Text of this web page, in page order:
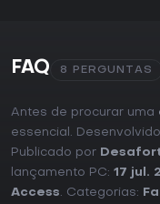
FAQ 8 PERGUNTAS
Antes de procurar uma
essencial.
Publicado por
lançamento PC: 17 jul.
Access. Categorias: